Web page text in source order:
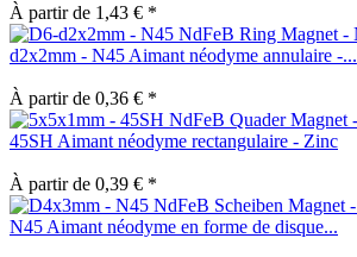
À partir de 1,43 € *
d2x2mm - N45 Aimant néodyme annulaire -...
À partir de 0,36 € *
45SH Aimant néodyme rectangulaire - Zinc
À partir de 0,39 € *
N45 Aimant néodyme en forme de disque...